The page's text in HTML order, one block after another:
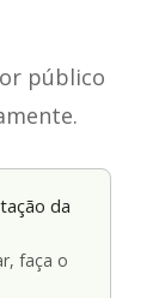
público
.
da
faça o